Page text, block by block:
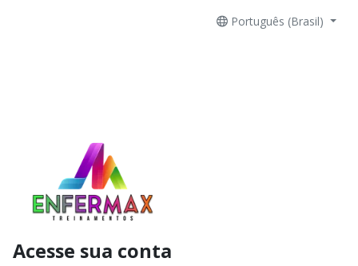
Português (Brasil)
Acesse sua conta